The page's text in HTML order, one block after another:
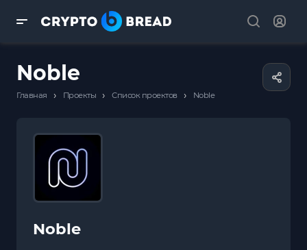
Noble
Главная › Проекты › Список проектов › Noble
Noble